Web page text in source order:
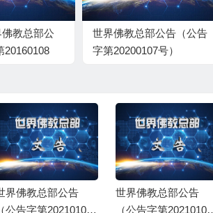
教总部公
20160108
世界佛教总部公告（公告
字第20200107号）
界佛教总部公告
（公告字第20210103
世界佛教总部公告
（公告字第20210102